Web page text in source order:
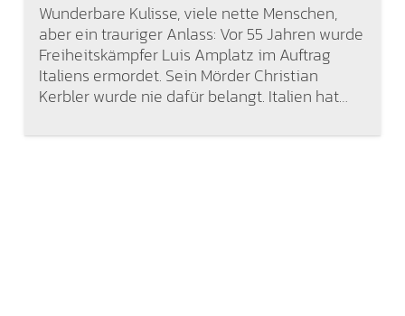
Wunderbare Kulisse, viele nette Menschen,
aber ein trauriger Anlass: Vor 55 Jahren wurde
Freiheitskämpfer Luis Amplatz im Auftrag
Italiens ermordet. Sein Mörder Christian
Kerbler wurde nie dafür belangt. Italien hat…